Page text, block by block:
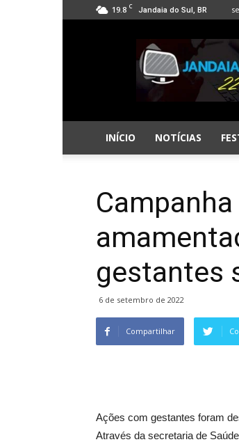
19.8 C Jandaia do Sul, BR
Jandaia
Online
INÍCIO NOTÍCIAS
gestantes
6 de setembro de 2022
Compartilhar
Ações com gestantes foram
Através da secretaria de